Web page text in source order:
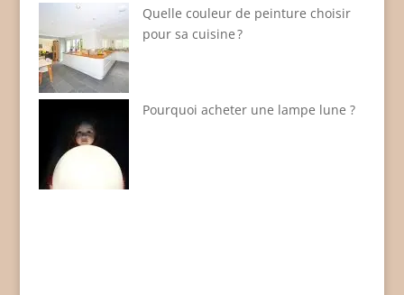
Quelle couleur de peinture choisir
pour sa cuisine ?
Pourquoi acheter une lampe lune ?